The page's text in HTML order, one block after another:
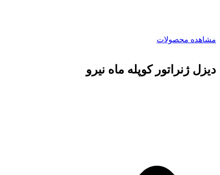
مشاهده محصولات
دیزل ژنراتور کوپله ماه نیرو